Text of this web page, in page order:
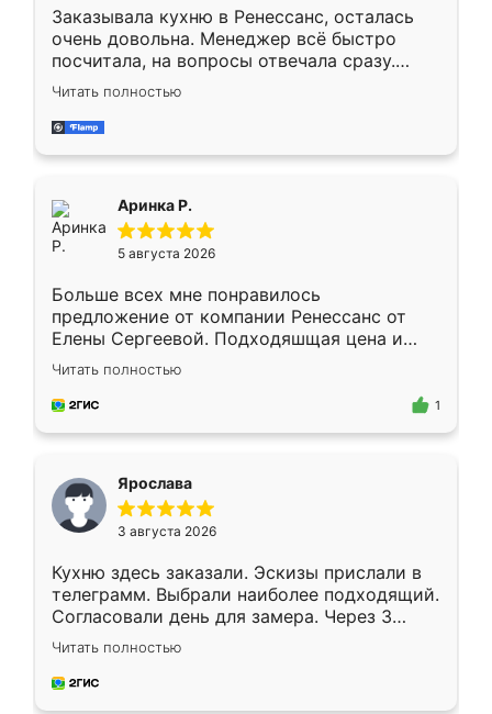
Заказывала кухню в Ренессанс, осталась
очень довольна. Менеджер всё быстро
посчитала, на вопросы отвечала сразу.
Замерщик приехал в субботу, подошёл к
делу со всей ответственностью. Собрали
за день, ребята работали аккуратно, даже
Читать полностью
Аринка Р.
5 августа 2026
Больше всех мне понравилось
предложение от компании Ренессанс от
Елены Сергеевой. Подходяшщая цена и
короткие сроки изготовления. Приехавший
для замера сотрудник Владислав
предложил по моему эскизу самый
Читать полностью
1
Ярослава
3 августа 2026
Кухню здесь заказали. Эскизы прислали в
телеграмм. Выбрали наиболее подходящий.
Согласовали день для замера. Через 3
недели кухня была уже готова. Остались
довольны работой. Спасибо Ренессанс
мебель за качественную работу!
Читать полностью